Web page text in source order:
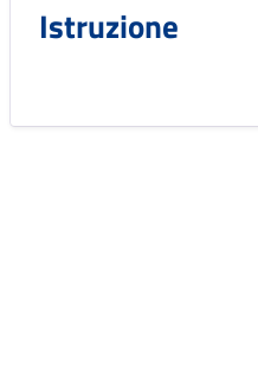
Istruzione